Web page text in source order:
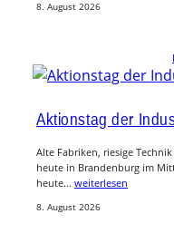
8. August 2026
Aktionstag der
Alte Fabriken, riesige
heute in Brandenburg im
heute… weiterlesen
8. August 2026